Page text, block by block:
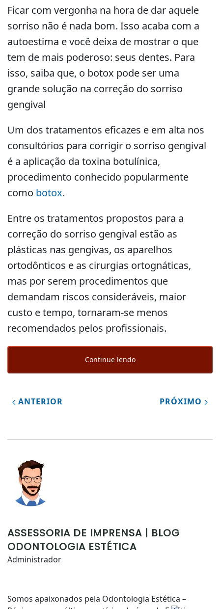
Ficar com vergonha na hora de dar aquele
sorriso não é nada bom. Isso acaba com a
autoestima e você deixa de mostrar o que
tem de mais poderoso: seus dentes. Para
isso, saiba que, o botox pode ser uma
grande solução na correção do sorriso
gengival
Um dos tratamentos eficazes e em alta nos
consultórios para corrigir o sorriso gengival
é a aplicação da toxina botulínica,
procedimento conhecido popularmente
como botox.
Entre os tratamentos propostos para a
correção do sorriso gengival estão as
plásticas nas gengivas, os aparelhos
ortodônticos e as cirurgias ortognáticas,
mas por serem procedimentos que
demandam riscos consideráveis, maior
custo e tempo, tornaram-se menos
recomendados pelos profissionais.
Continue lendo
ANTERIOR PRÓXIMO
ASSESSORIA DE IMPRENSA | BLOG
ODONTOLOGIA ESTÉTICA
Administrador
Somos apaixonados pela Odontologia Estética –